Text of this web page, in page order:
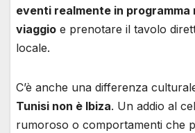
eventi realmente in programma
viaggio e prenotare il tavolo
locale.
C’è anche una differenza
Tunisi non è Ibiza. Un addio al
rumoroso o comportamenti che